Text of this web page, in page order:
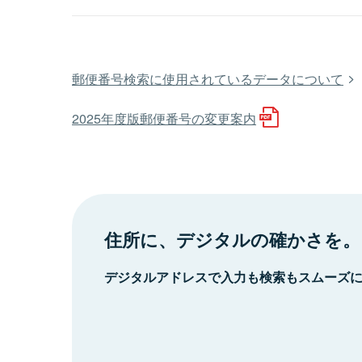
郵便番号検索に使用されているデータについて
2025年度版郵便番号の変更案内
住所に、デジタルの確かさを。
デジタルアドレスで入力も検索もスムーズ